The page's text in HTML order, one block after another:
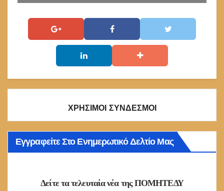
ΧΡΗΣΙΜΟΙ ΣΥΝΔΕΣΜΟΙ
Εγγραφείτε Στο Ενημερωτικό Δελτίο Μας
Δείτε τα τελευταία νέα της ΠΟΜΗΤΕΔΥ